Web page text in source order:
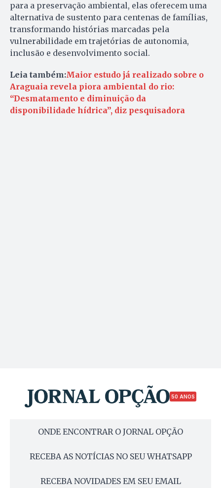
para a preservação ambiental, elas oferecem uma
alternativa de sustento para centenas de famílias,
transformando histórias marcadas pela
vulnerabilidade em trajetórias de autonomia,
inclusão e desenvolvimento social.
Leia também:Maior estudo já realizado sobre o
Araguaia revela piora ambiental do rio:
“Desmatamento e diminuição da
disponibilidade hídrica”, diz pesquisadora
50 ANOS
ONDE ENCONTRAR O JORNAL OPÇÃO
RECEBA AS NOTÍCIAS NO SEU WHATSAPP
RECEBA NOVIDADES EM SEU EMAIL